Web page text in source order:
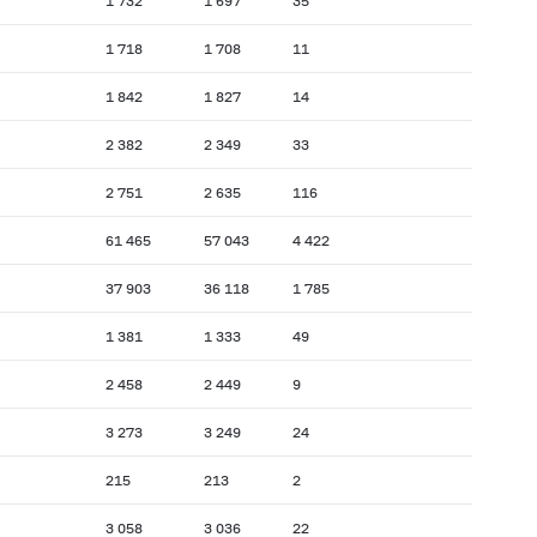
1 718 1 708 11
1 842 1 827 14
2 382 2 349 33
2 751 2 635 116
61 465 57 043 4 422
37 903 36 118 1 785
1 381 1 333 49
2 458 2 449 9
3 273 3 249 24
215 213 2
3 058 3 036 22